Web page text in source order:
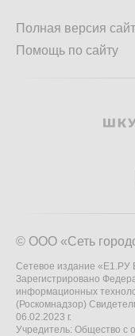
Полная версия
Помощь по сайту
© ООО «Сеть
Сетевое издание «Е1.РУ
Зарегистрировано
информационных
(Роскомнадзор)
06.02.2023 г.
Учредитель: Общество с